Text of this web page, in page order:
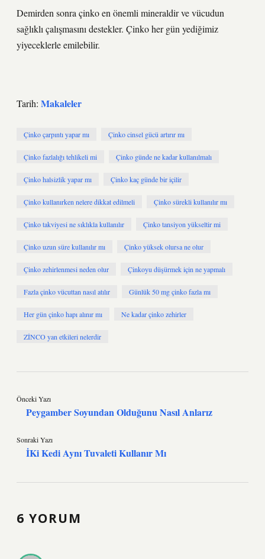
Demirden sonra çinko en önemli mineraldir ve vücudun
sağlıklı çalışmasını destekler. Çinko her gün yediğimiz
yiyeceklerle emilebilir.
Tarih: Makaleler
Çinko çarpıntı yapar mı Çinko cinsel gücü artırır mı
Çinko fazlalığı tehlikeli mi Çinko günde ne kadar kullanılmalı
Çinko halsizlik yapar mı Çinko kaç günde bir içilir
Çinko kullanırken nelere dikkat edilmeli Çinko sürekli kullanılır mı
Çinko takviyesi ne sıklıkla kullanılır Çinko tansiyon yükseltir mi
Çinko uzun süre kullanılır mı Çinko yüksek olursa ne olur
Çinko zehirlenmesi neden olur Çinkoyu düşürmek için ne yapmalı
Fazla çinko vücuttan nasıl atılır Günlük 50 mg çinko fazla mı
Her gün çinko hapı alınır mı Ne kadar çinko zehirler
ZİNCO yan etkileri nelerdir
Önceki Yazı
Peygamber Soyundan Olduğunu Nasıl Anlarız
Sonraki Yazı
İKi Kedi Aynı Tuvaleti Kullanır Mı
6 YORUM